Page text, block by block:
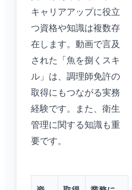
キャリアアップに役立
つ資格や知識は複数存
在します。動画で言及
された「魚を捌くスキ
ル」は、調理師免許の
取得にもつながる実務
経験です。また、衛生
管理に関する知識も重
要です。